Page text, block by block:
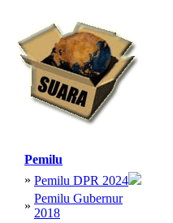
Pemilu
» Pemilu DPR 2024
»
Pemilu Gubernur
2018